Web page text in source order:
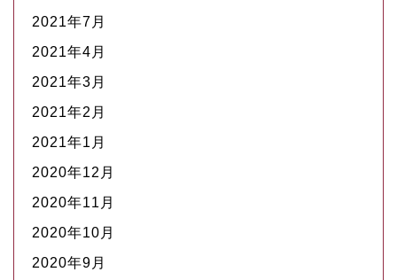
2021年7月
2021年4月
2021年3月
2021年2月
2021年1月
2020年12月
2020年11月
2020年10月
2020年9月